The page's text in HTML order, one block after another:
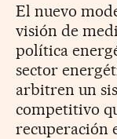
El nuevo
visión de
política
sector
arbitren un
competitivo
recuperación